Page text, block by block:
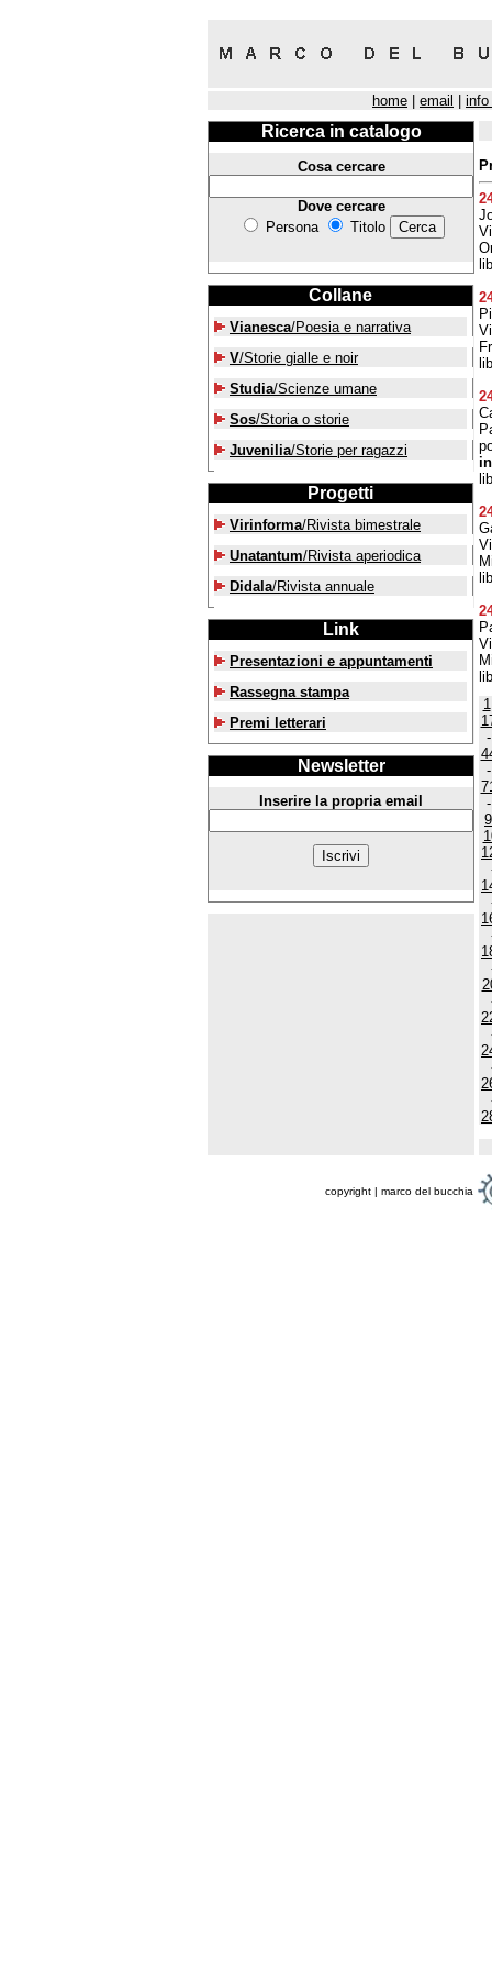
home email info
Ricerca in catalogo
Cosa cercare
Dove cercare
Persona
Titolo
Collane
Vianesca/Poesia e narrativa
V/Storie gialle e noir
Studia/Scienze umane
Sos/Storia o storie
Juvenilia/Storie per ragazzi
Progetti
Virinforma/Rivista bimestrale
Unatantum/Rivista aperiodica
Didala/Rivista annuale
Link
Presentazioni e appuntamenti
Rassegna stampa
Premi letterari
Newsletter
Inserire la propria email
1
copyright | marco del bucchia